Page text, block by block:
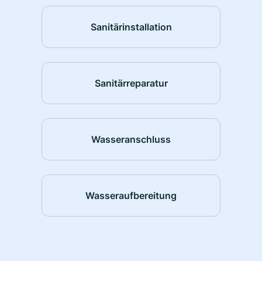
Sanitärinstallation
Sanitärreparatur
Wasseranschluss
Wasseraufbereitung